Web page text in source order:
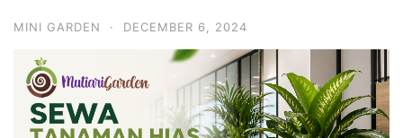
MINI GARDEN · DECEMBER 6, 2024